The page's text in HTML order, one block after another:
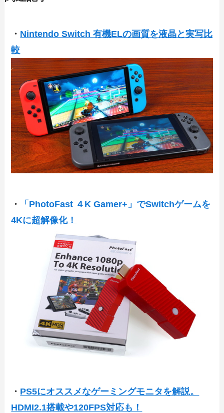
・ Nintendo Switch 有機ELの画質を液晶と実写比
較
・
「PhotoFast ４K Gamer+」でSwitchゲームを
4Kに超解像化！
・ PS5にオススメなゲーミングモニタを解説。
HDMI2.1搭載や120FPS対応も！